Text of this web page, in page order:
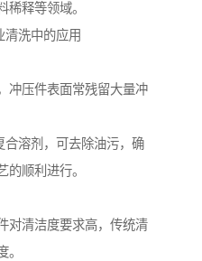
稀释等领域。
清洗中的应用
冲压件表面常残留大量冲
合溶剂，可去除油污，确
的顺利进行。
对清洁度要求高，传统清
。